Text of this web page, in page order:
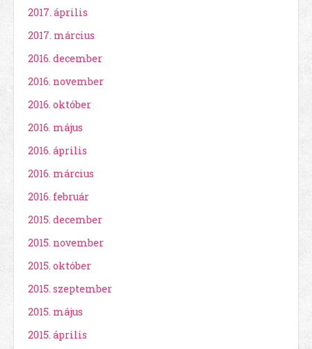
2017. április
2017. március
2016. december
2016. november
2016. október
2016. május
2016. április
2016. március
2016. február
2015. december
2015. november
2015. október
2015. szeptember
2015. május
2015. április